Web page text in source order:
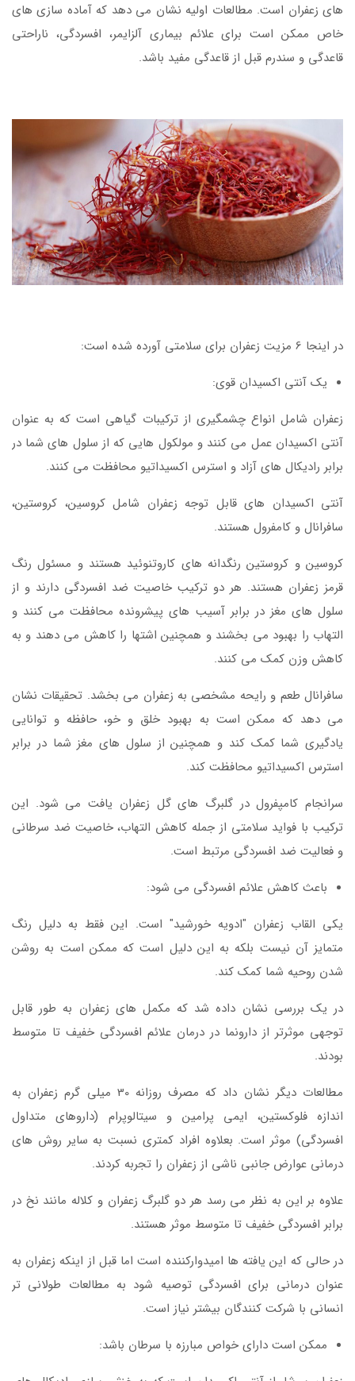
های زعفران است. مطالعات اولیه نشان می دهد که آماده سازی های
خاص ممکن است برای علائم بیماری آلزایمر، افسردگی، ناراحتی
قاعدگی و سندرم قبل از قاعدگی مفید باشد.
در اینجا 6 مزیت زعفران برای سلامتی آورده شده است:
یک آنتی اکسیدان قوی:
زعفران شامل انواع چشمگیری از ترکیبات گیاهی است که به عنوان
آنتی اکسیدان عمل می کنند و مولکول هایی که از سلول های شما در
برابر رادیکال های آزاد و استرس اکسیداتیو محافظت می کنند.
آنتی اکسیدان های قابل توجه زعفران شامل کروسین، کروستین،
سافرانال و کامفرول هستند.
کروسین و کروستین رنگدانه های کاروتنوئید هستند و مسئول رنگ
قرمز زعفران هستند. هر دو ترکیب خاصیت ضد افسردگی دارند و از
سلول های مغز در برابر آسیب های پیشرونده محافظت می کنند و
التهاب را بهبود می بخشند و همچنین اشتها را کاهش می دهند و به
کاهش وزن کمک می کنند.
سافرانال طعم و رایحه مشخصی به زعفران می بخشد. تحقیقات نشان
می دهد که ممکن است به بهبود خلق و خو، حافظه و توانایی
یادگیری شما کمک کند و همچنین از سلول های مغز شما در برابر
استرس اکسیداتیو محافظت کند.
سرانجام كامپفرول در گلبرگ های گل زعفران یافت می شود. این
ترکیب با فواید سلامتی از جمله کاهش التهاب، خاصیت ضد سرطانی
و فعالیت ضد افسردگی مرتبط است.
باعث کاهش علائم افسردگی می شود:
یکی القاب زعفران "ادویه خورشید" است. این فقط به دلیل رنگ
متمایز آن نیست بلکه به این دلیل است که ممکن است به روشن
شدن روحیه شما کمک کند.
در یک بررسی نشان داده شد که مکمل های زعفران به طور قابل
توجهی موثرتر از دارونما در درمان علائم افسردگی خفیف تا متوسط
بودند.
مطالعات دیگر نشان داد که مصرف روزانه 30 میلی گرم زعفران به
اندازه فلوکستین، ایمی پرامین و سیتالوپرام (داروهای متداول
افسردگی) موثر است. بعلاوه افراد کمتری نسبت به سایر روش های
درمانی عوارض جانبی ناشی از زعفران را تجربه کردند.
علاوه بر این به نظر می رسد هر دو گلبرگ زعفران و کلاله مانند نخ در
برابر افسردگی خفیف تا متوسط موثر هستند.
در حالی که این یافته ها امیدوارکننده است اما قبل از اینکه زعفران به
عنوان درمانی برای افسردگی توصیه شود به مطالعات طولانی تر
انسانی با شرکت کنندگان بیشتر نیاز است.
ممکن است دارای خواص مبارزه با سرطان باشد: